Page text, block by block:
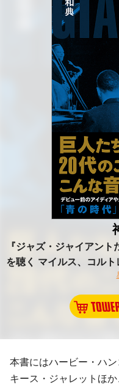
『ジャズ・ジャイアン
を聴く マイルス、コルト
本書にはハービー・ハ
キース・ジャレットほ